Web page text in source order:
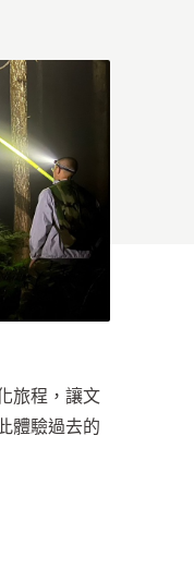
旅程，讓文
體驗過去的